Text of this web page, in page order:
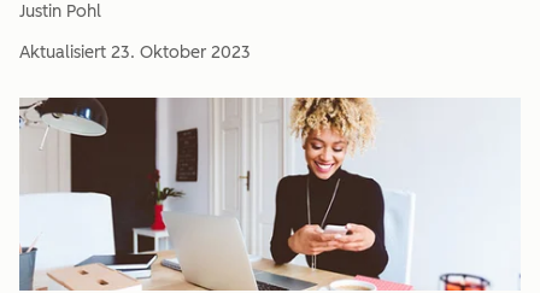
Justin Pohl
Aktualisiert 23. Oktober 2023